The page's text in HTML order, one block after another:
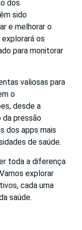
dos
sido
e melhorar o
os
para monitorar
valiosas para
o
desde a
pressão
dos apps mais
de saúde.
toda a diferença
explorar
cada uma
saúde.